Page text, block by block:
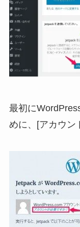
最初に
めに、[アカウン